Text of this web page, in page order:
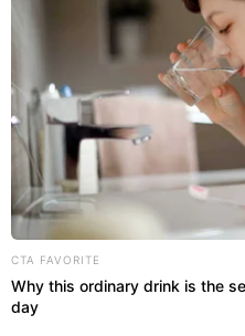
CTA FAVORITE
Why this ordinary drink is the
day